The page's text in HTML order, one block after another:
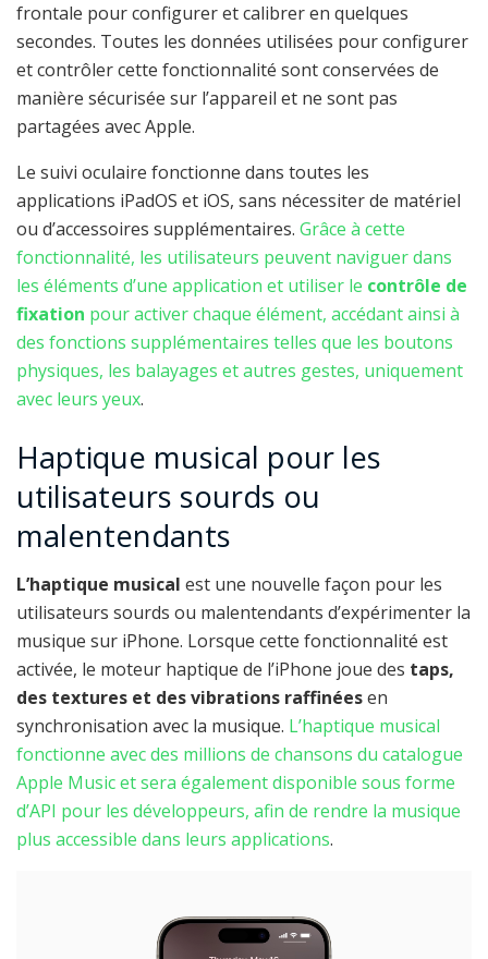
frontale pour configurer et calibrer en quelques
secondes. Toutes les données utilisées pour configurer
et contrôler cette fonctionnalité sont conservées de
manière sécurisée sur l’appareil et ne sont pas
partagées avec Apple.
Le suivi oculaire fonctionne dans toutes les
applications iPadOS et iOS, sans nécessiter de matériel
ou d’accessoires supplémentaires. Grâce à cette
fonctionnalité, les utilisateurs peuvent naviguer dans
les éléments d’une application et utiliser le contrôle de
fixation pour activer chaque élément, accédant ainsi à
des fonctions supplémentaires telles que les boutons
physiques, les balayages et autres gestes, uniquement
avec leurs yeux.
Haptique musical pour les
utilisateurs sourds ou
malentendants
L’haptique musical est une nouvelle façon pour les
utilisateurs sourds ou malentendants d’expérimenter la
musique sur iPhone. Lorsque cette fonctionnalité est
activée, le moteur haptique de l’iPhone joue des taps,
des textures et des vibrations raffinéesen
synchronisation avec la musique. L’haptique musical
fonctionne avec des millions de chansons du catalogue
Apple Music et sera également disponible sous forme
d’API pour les développeurs, afin de rendre la musique
plus accessible dans leurs applications.